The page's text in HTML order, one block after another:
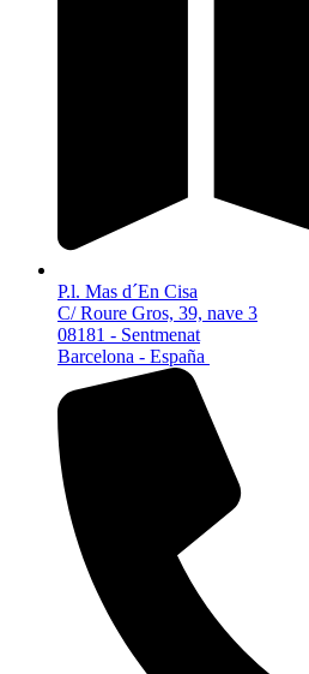
P.l. Mas d´En Cisa
C/ Roure Gros, 39, nave 3
08181 - Sentmenat
Barcelona - España